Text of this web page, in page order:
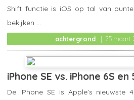
achtergrond 25 maart
Shift functie is iOS op tal van
bekijken ...
iPhone SE vs. iPhone 6S
De iPhone SE is Apple's nieuwste